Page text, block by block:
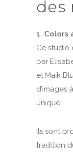
des
1. Colors
Ce studio
par
et Maik
d’images
unique.
Ils sont
tradition